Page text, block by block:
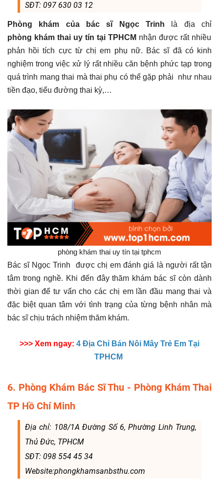
SĐT: 097 630 03 12
Phòng khám của bác sĩ Ngọc Trinh là địa chỉ
phòng khám thai uy tín tại TPHCM nhận được rất nhiều
phản hồi tích cực từ chị em phụ nữ. Bác sĩ đã có kinh
nghiệm trong việc xử lý rất nhiều căn bệnh phức tạp trong
quá trình mang thai mà thai phụ có thể gặp phải như nhau
tiền đạo, tiểu đường thai kỳ,…
phòng khám thai uy tín tại tphcm
Bác sĩ Ngọc Trinh được chị em đánh giá là người rất tận
tâm trong nghề. Khi đến đây thăm khám bác sĩ còn dành
thời gian để tư vấn cho các chị em lần đầu mang thai và
đặc biệt quan tâm với tình trạng của từng bệnh nhân mà
bác sĩ chịu trách nhiệm thăm khám.
>>> Xem ngay: 4 Địa Chỉ Bán Nôi Mây Trẻ Em Tại
TPHCM
6. Phòng Khám Bác Sĩ Thu - Phòng Khám Thai
TP Hồ Chí Minh
Địa chỉ: 108/1A Đường Số 6, Phường Linh Trung,
Thủ Đức, TPHCM
SĐT: 098 554 45 34
Website:phongkhamsanbsthu.com